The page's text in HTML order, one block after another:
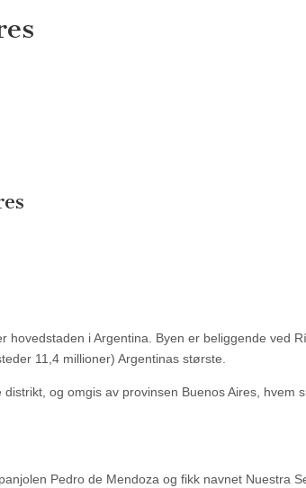
hovedstaden i Argentina. Byen er beliggende ved
11,4 millioner) Argentinas største.
og omgis av provinsen Buenos Aires, hvem
Pedro de Mendoza og fikk navnet Nuestra